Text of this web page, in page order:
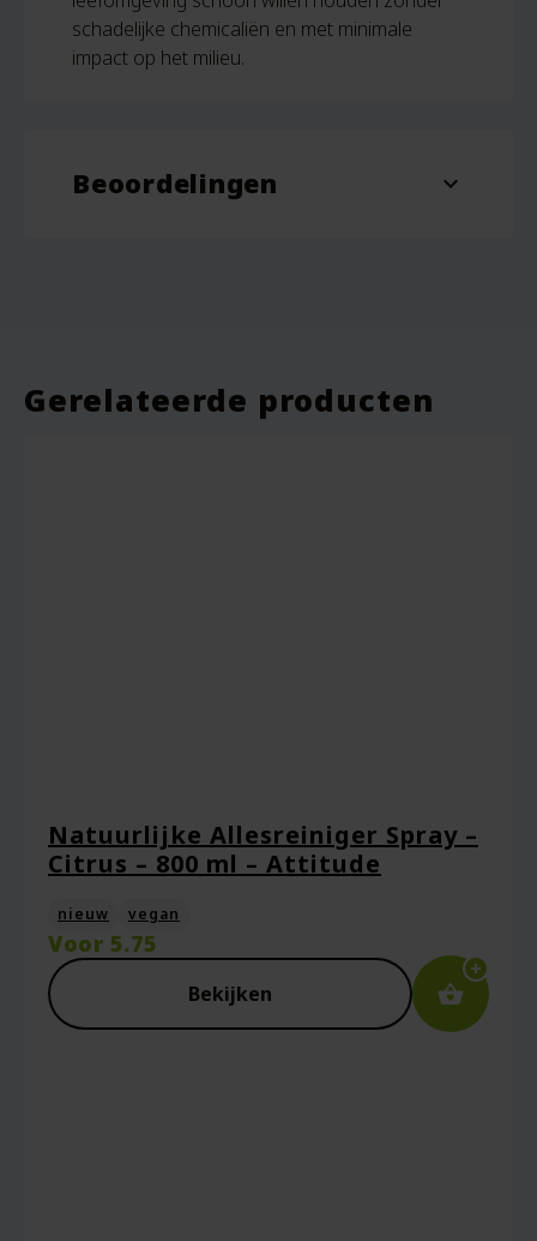
schadelijke chemicaliën en met minimale
impact op het milieu.
Beoordelingen expand_more
Gerelateerde producten
Natuurlijke Allesreiniger Spray –
Citrus – 800 ml – Attitude
nieuw vegan
Voor 5.75
Bekijken